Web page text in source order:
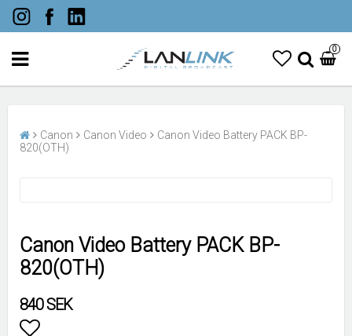
0
Canon Canon Video
Canon Video Battery PACK BP-
820(OTH)
Canon Video Battery PACK BP-
820(OTH)
840 SEK